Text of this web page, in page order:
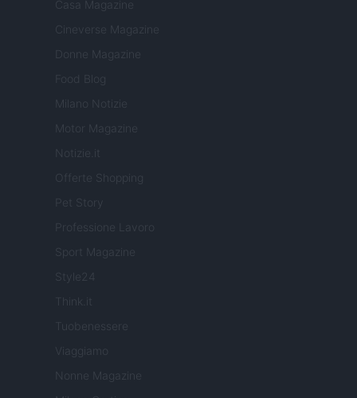
Casa Magazine
Cineverse Magazine
Donne Magazine
Food Blog
Milano Notizie
Motor Magazine
Notizie.it
Offerte Shopping
Professione Lavoro
Sport Magazine
Style24
Think.it
Tuobenessere
Viaggiamo
Nonne Magazine